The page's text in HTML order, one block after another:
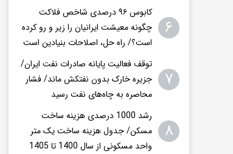
۶
کابوس ۹۶ درصدی شاخص فلاکت
چگونه معیشت ایرانیان را زیر و رو کرده
است؟/ راه حل، اصلاحات بنیادین است
۷
توقف فعالیت پایانه صادرات نفت ایران/
جزیره خارک بدون نفتکش ماند/ فشار
محاصره به چاه‌های نفت رسید
۸
رشد 1000 درصدی هزینه ساخت
مسکن/ جدول هزینه ساخت یک متر
واحد مسکونی از سال 1400 تا 1405